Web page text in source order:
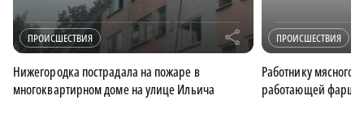
ПРОИСШЕСТВИЯ r
Нижегородка пострадала на пожаре в
многоквартирном доме на улице Ильича
ПРОИСШЕСТВИЯ
Работнику мясного
работающей